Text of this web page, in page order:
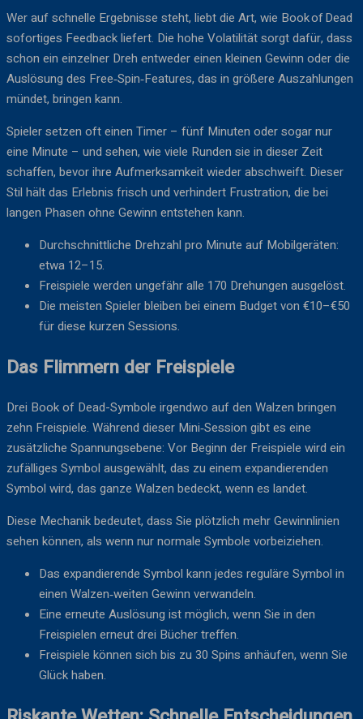
Wer auf schnelle Ergebnisse steht, liebt die Art, wie Book of Dead
sofortiges Feedback liefert. Die hohe Volatilität sorgt dafür, dass
schon ein einzelner Dreh entweder einen kleinen Gewinn oder die
Auslösung des Free‑Spin‑Features, das in größere Auszahlungen
mündet, bringen kann.
Spieler setzen oft einen Timer – fünf Minuten oder sogar nur
eine Minute – und sehen, wie viele Runden sie in dieser Zeit
schaffen, bevor ihre Aufmerksamkeit wieder abschweift. Dieser
Stil hält das Erlebnis frisch und verhindert Frustration, die bei
langen Phasen ohne Gewinn entstehen kann.
Durchschnittliche Drehzahl pro Minute auf Mobilgeräten:
etwa 12–15.
Freispiele werden ungefähr alle 170 Drehungen ausgelöst.
Die meisten Spieler bleiben bei einem Budget von €10–€50
für diese kurzen Sessions.
Das Flimmern der Freispiele
Drei Book of Dead-Symbole irgendwo auf den Walzen bringen
zehn Freispiele. Während dieser Mini‑Session gibt es eine
zusätzliche Spannungsebene: Vor Beginn der Freispiele wird ein
zufälliges Symbol ausgewählt, das zu einem expandierenden
Symbol wird, das ganze Walzen bedeckt, wenn es landet.
Diese Mechanik bedeutet, dass Sie plötzlich mehr Gewinnlinien
sehen können, als wenn nur normale Symbole vorbeiziehen.
Das expandierende Symbol kann jedes reguläre Symbol in
einen Walzen‑weiten Gewinn verwandeln.
Eine erneute Auslösung ist möglich, wenn Sie in den
Freispielen erneut drei Bücher treffen.
Freispiele können sich bis zu 30 Spins anhäufen, wenn Sie
Glück haben.